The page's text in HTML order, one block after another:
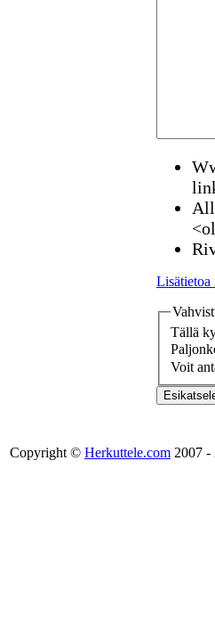
Lisätietoa
Tällä
Voit
Copyright © Herkuttele.com 2007 -